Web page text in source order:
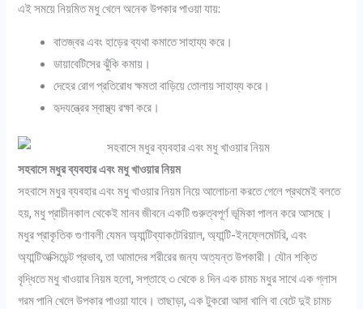
এই সময়ে নিয়মিত মধু খেলে অনেক উপকার পাওয়া যায়:
বাতজ্বর এবং হাড়ের ব্যথা কমাতে সাহায্য করে।
ডায়াবেটিসের ঝুঁকি কমায়।
দেহের রোগ প্রতিরোধ ক্ষমতা বাড়িয়ে তোলায় সাহায্য করে।
হৃদযন্ত্রের স্বাস্থ্য রক্ষা করে।
সহবাসে মধুর ব্যবহার এবং মধু খাওয়ার নিয়ম
সহবাসে মধুর ব্যবহার এবং মধু খাওয়ার নিয়ম নিয়ে আলোচনা করতে গেলে প্রথমেই বলতে
হয়, মধু প্রাচীনকাল থেকেই মানব জীবনে একটি গুরুত্বপূর্ণ ভূমিকা পালন করে আসছে।
মধুর প্রাকৃতিক গুণাবলী যেমন অ্যান্টিব্যাকটেরিয়াল, অ্যান্টি-ইনফ্লেমেটরি, এবং
অ্যান্টিঅক্সিডেন্ট প্রভাব, তা আমাদের শরীরের জন্য অত্যন্ত উপকারী। যৌন শক্তি
বৃদ্ধিতে মধু খাওয়ার নিয়ম হলো, সপ্তাহে ৩ থেকে ৪ দিন এক চামচ মধুর সাথে এক গ্লাস
গরম পানি খেলে উপকার পাওয়া যাবে। তাছাড়া, এক টুকরো আদা খালি বা বেটে দুই চামচ